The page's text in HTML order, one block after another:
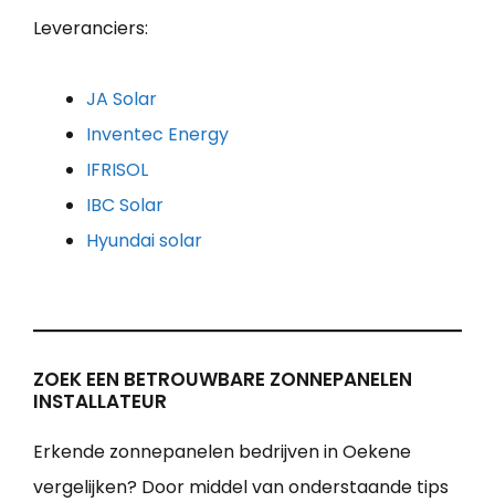
Leveranciers:
JA Solar
Inventec Energy
IFRISOL
IBC Solar
Hyundai solar
ZOEK EEN BETROUWBARE ZONNEPANELEN
INSTALLATEUR
Erkende zonnepanelen bedrijven in Oekene
vergelijken? Door middel van onderstaande tips